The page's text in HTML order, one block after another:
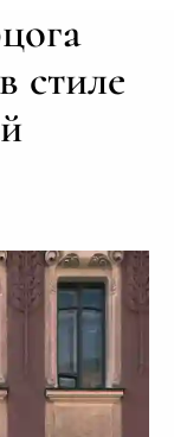
стиле